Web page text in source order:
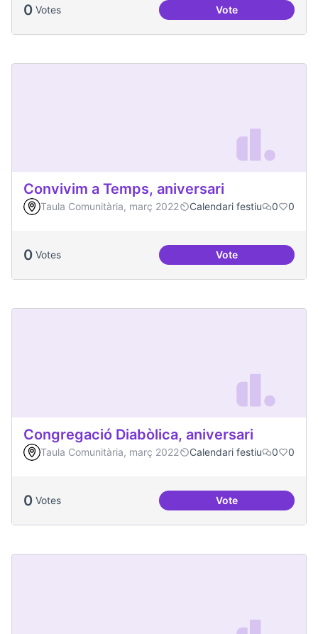
0 Votes VoteDates clau al Casal
Convivim a Temps, aniversari
Taula Comunitària, març 2022 Calendari festiu 0 0
0 Votes VoteConvivim a
Congregació Diabòlica, aniversari
Taula Comunitària, març 2022 Calendari festiu 0 0
0 Votes VoteCongregació